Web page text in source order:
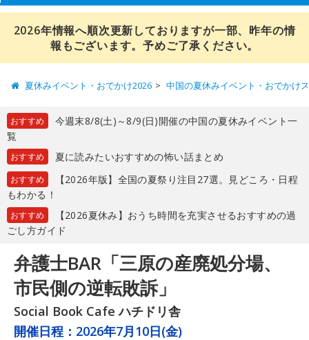
2026年情報へ順次更新しておりますが一部、昨年の情
報もございます。予めご了承ください。
夏休みイベント・おでかけ2026 中国の夏休みイベント・おでかけ
おすすめ
今週末8/8(土)～8/9(日)開催の中国の夏休みイベント一
覧
おすすめ 夏に読みたいおすすめの怖い話まとめ
おすすめ
【2026年版】全国の夏祭り注目27選。見どころ・日程
もわかる！
おすすめ
【2026夏休み】おうち時間を充実させるおすすめの過
ごし方ガイド
弁護士BAR「三原の産廃処分場、
市民側の逆転敗訴」
Social Book Cafe ハチドリ舎
開催日程： 2026年7月10日(金)